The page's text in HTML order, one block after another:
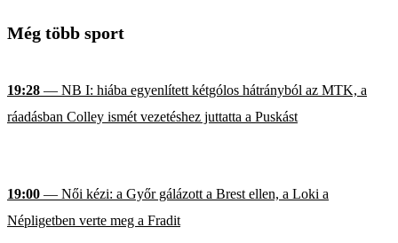
Még több sport
19:28 — NB I: hiába egyenlített kétgólos hátrányból az MTK, a
ráadásban Colley ismét vezetéshez juttatta a Puskást
19:00 — Női kézi: a Győr gálázott a Brest ellen, a Loki a
Népligetben verte meg a Fradit